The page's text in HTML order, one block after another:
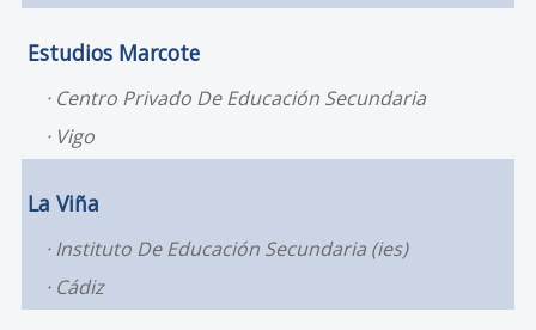
Estudios Marcote
Centro Privado De Educación Secundaria
Vigo
La Viña
Instituto De Educación Secundaria (ies)
Cádiz